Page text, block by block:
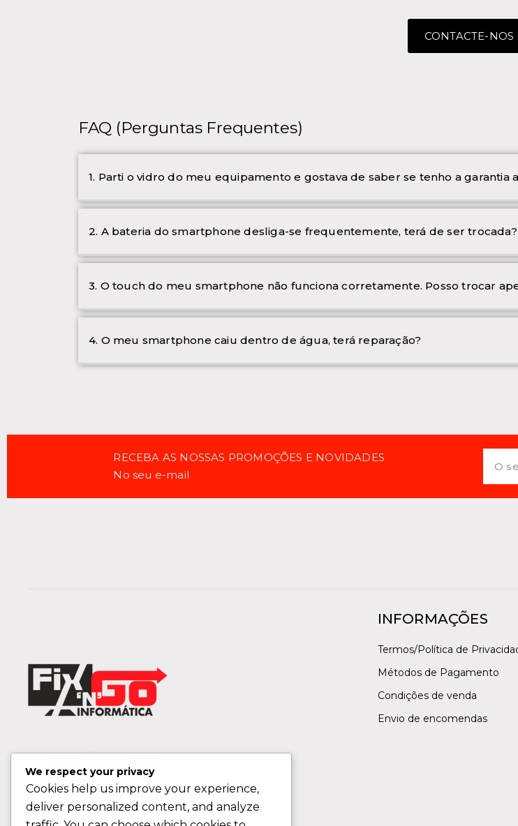
CONTACTE-NOS
FAQ (Perguntas Frequentes)
1. Parti o vidro do meu equipamento e gostava de saber se tenho a garantia
2. A bateria do smartphone desliga-se frequentemente, terá de ser trocada?
3. O touch do meu smartphone não funciona corretamente. Posso trocar
4. O meu smartphone caiu dentro de água, terá reparação?
RECEBA AS NOSSAS PROMOÇÕES E NOVIDADES
No seu e-mail
INFORMAÇÕES
Termos/Política de
Métodos de Pagamento
Condições de venda
Envio de encomendas
We respect your privacy
Cookies help us improve your experience,
deliver personalized content, and analyze